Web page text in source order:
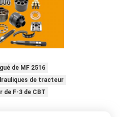
de MF 2516
de tracteur
de F-3 de CBT